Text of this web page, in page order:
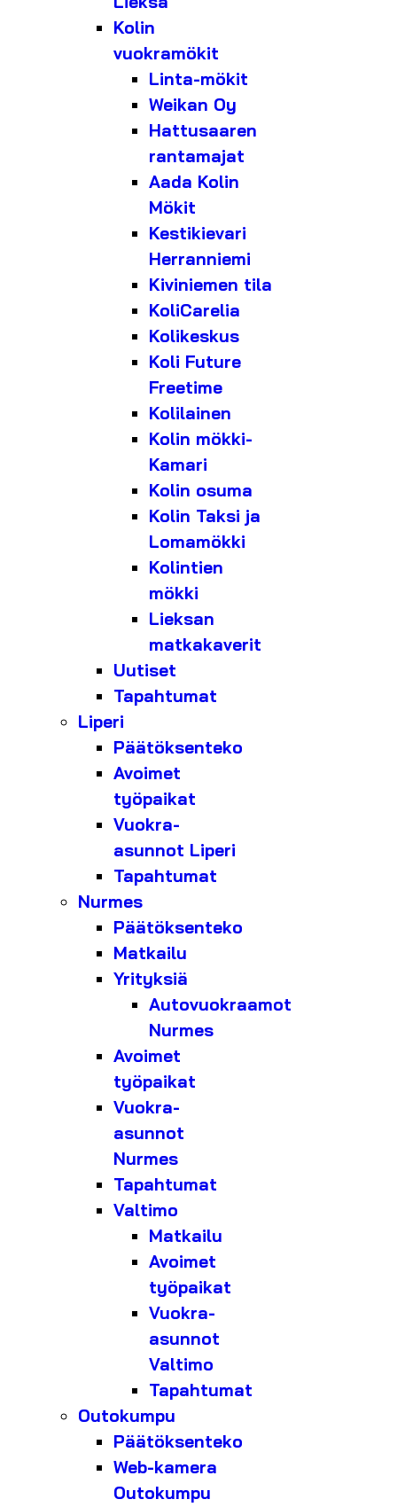
Kolin
vuokramökit
Linta-mökit
Weikan Oy
Hattusaaren
rantamajat
Aada Kolin
Mökit
Kestikievari
Herranniemi
Kiviniemen tila
KoliCarelia
Kolikeskus
Koli Future
Freetime
Kolilainen
Kolin mökki-
Kamari
Kolin osuma
Kolin Taksi ja
Lomamökki
Kolintien
mökki
Lieksan
matkakaverit
Uutiset
Tapahtumat
Liperi
Päätöksenteko
Avoimet
työpaikat
Vuokra-
asunnot Liperi
Tapahtumat
Nurmes
Päätöksenteko
Matkailu
Yrityksiä
Autovuokraamot
Nurmes
Avoimet
työpaikat
Vuokra-
asunnot
Nurmes
Tapahtumat
Valtimo
Matkailu
Avoimet
työpaikat
Vuokra-
asunnot
Valtimo
Tapahtumat
Outokumpu
Päätöksenteko
Web-kamera
Outokumpu